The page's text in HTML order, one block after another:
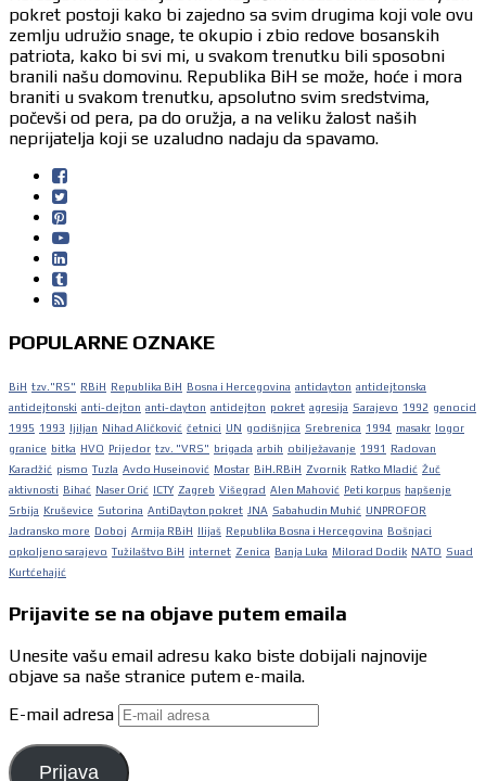
pokret postoji kako bi zajedno sa svim drugima koji vole ovu
zemlju udružio snage, te okupio i zbio redove bosanskih
patriota, kako bi svi mi, u svakom trenutku bili sposobni
branili našu domovinu. Republika BiH se može, hoće i mora
braniti u svakom trenutku, apsolutno svim sredstvima,
počevši od pera, pa do oružja, a na veliku žalost naših
neprijatelja koji se uzaludno nadaju da spavamo.
POPULARNE OZNAKE
BiH tzv."RS" RBiH Republika BiH Bosna i Hercegovina antidayton antidejtonska
antidejtonski anti-dejton anti-dayton antidejton pokret agresija Sarajevo 1992 genocid
1995 1993 ljiljan Nihad Aličković četnici UN godišnjica Srebrenica 1994 masakr logor
granice bitka HVO Prijedor tzv. "VRS" brigada arbih obilježavanje 1991
Radovan
Karadžić pismo Tuzla Avdo Huseinović Mostar BiH.RBiH Zvornik Ratko Mladić Žuč
aktivnosti Bihać Naser Orić ICTY Zagreb Višegrad Alen Mahović Peti korpus hapšenje
Srbija Kruševice Sutorina AntiDayton pokret JNA Sabahudin Muhić UNPROFOR
Jadransko more Doboj Armija RBiH Ilijaš Republika Bosna i Hercegovina Bošnjaci
opkoljeno sarajevo Tužilaštvo BiH internet Zenica Banja Luka Milorad Dodik NATO Suad
Kurtćehajić
Prijavite se na objave putem emaila
Unesite vašu email adresu kako biste dobijali najnovije
objave sa naše stranice putem e-maila.
E-mail adresa
Prijava